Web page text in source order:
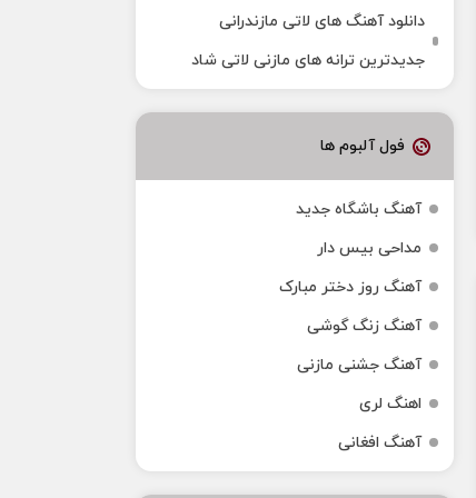
دانلود آهنگ‌ های لاتی مازندرانی
جدیدترین ترانه های مازنی لاتی شاد
فول آلبوم ها
آهنگ باشگاه جدید
مداحی بیس دار
آهنگ روز دختر مبارک
آهنگ زنگ گوشی
آهنگ جشنی مازنی
اهنگ لری
آهنگ افغانی